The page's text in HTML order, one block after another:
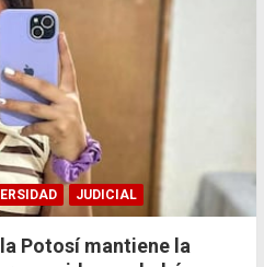
JUDICIAL
Potosí mantiene la